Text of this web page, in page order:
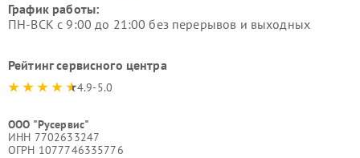
График работы:
ПН-ВСК с 9:00 до 21:00 без перерывов и выходных
Рейтинг сервисного центра
4.9-5.0
ООО "Русервис"
ИНН 7702633247
ОГРН 1077746335776